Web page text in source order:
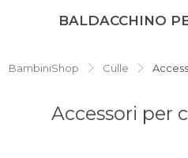
BALDACCHINO
BambiniShop Culle
Accessori per